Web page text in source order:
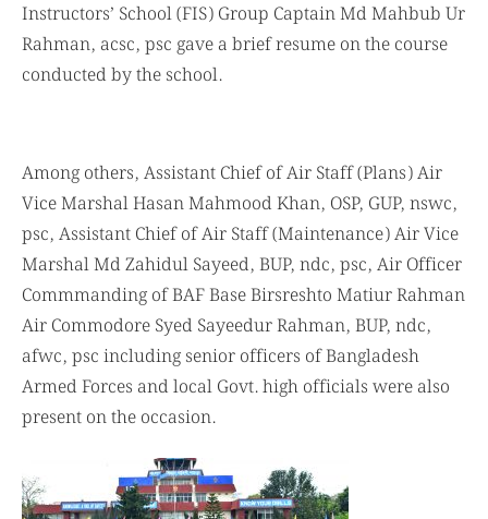
Instructors’ School (FIS) Group Captain Md Mahbub Ur
Rahman, acsc, psc gave a brief resume on the course
conducted by the school.
Among others, Assistant Chief of Air Staff (Plans) Air
Vice Marshal Hasan Mahmood Khan, OSP, GUP, nswc,
psc, Assistant Chief of Air Staff (Maintenance) Air Vice
Marshal Md Zahidul Sayeed, BUP, ndc, psc, Air Officer
Commmanding of BAF Base Birsreshto Matiur Rahman
Air Commodore Syed Sayeedur Rahman, BUP, ndc,
afwc, psc including senior officers of Bangladesh
Armed Forces and local Govt. high officials were also
present on the occasion.